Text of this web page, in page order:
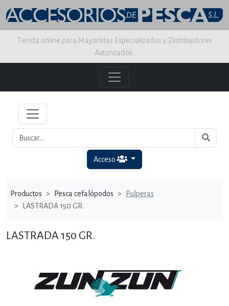
Tienda online para Mayoristas Especializados y Distribuidores
Autorizados.
Acceso
Productos Pesca cefalópodos
Pulperas
LASTRADA 150 GR.
LASTRADA 150 GR.